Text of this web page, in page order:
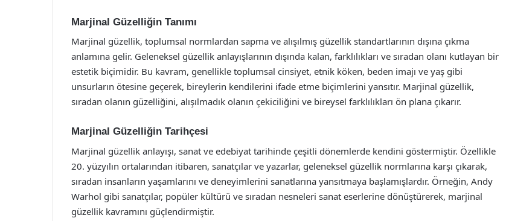
Marjinal Güzelliğin Tanımı
Marjinal güzellik, toplumsal normlardan sapma ve alışılmış güzellik standartlarının dışına çıkma
anlamına gelir. Geleneksel güzellik anlayışlarının dışında kalan, farklılıkları ve sıradan olanı kutlayan bir
estetik biçimidir. Bu kavram, genellikle toplumsal cinsiyet, etnik köken, beden imajı ve yaş gibi
unsurların ötesine geçerek, bireylerin kendilerini ifade etme biçimlerini yansıtır. Marjinal güzellik,
sıradan olanın güzelliğini, alışılmadık olanın çekiciliğini ve bireysel farklılıkları ön plana çıkarır.
Marjinal Güzelliğin Tarihçesi
Marjinal güzellik anlayışı, sanat ve edebiyat tarihinde çeşitli dönemlerde kendini göstermiştir. Özellikle
20. yüzyılın ortalarından itibaren, sanatçılar ve yazarlar, geleneksel güzellik normlarına karşı çıkarak,
sıradan insanların yaşamlarını ve deneyimlerini sanatlarına yansıtmaya başlamışlardır. Örneğin, Andy
Warhol gibi sanatçılar, popüler kültürü ve sıradan nesneleri sanat eserlerine dönüştürerek, marjinal
güzellik kavramını güçlendirmiştir.